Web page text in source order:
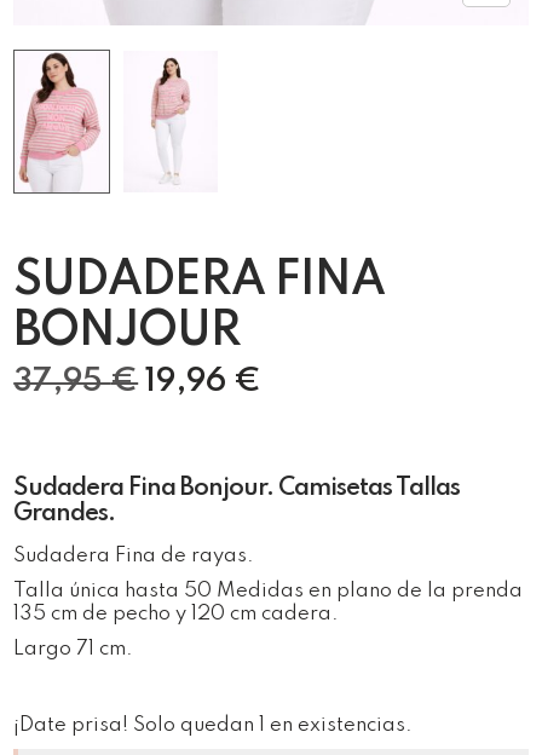
SUDADERA FINA
BONJOUR
37,95€ 19,96 €
Sudadera Fina Bonjour. Camisetas Tallas
Grandes.
Sudadera Fina de rayas.
Talla única hasta 50 Medidas en plano de la prenda
135 cm de pecho y 120 cm cadera.
Largo 71 cm.
¡Date prisa! Solo quedan 1 en existencias.